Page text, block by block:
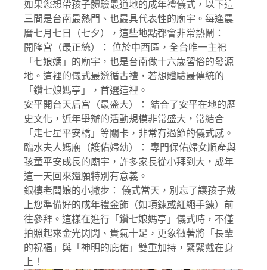
如果您想帶孩子體驗最道地的成年禮儀式，以下這
三間是台南最熱門、也最具代表性的廟宇。每逢農
曆七月七日（七夕），這些地點都會非常熱鬧：
開隆宮（最正統）： 位於中西區，全台唯一主祀
「七娘媽」的廟宇，也是台南做十六歲習俗的發源
地。這裡的儀式最遵循古禮，若想體驗最傳統的
「鑽七娘媽亭」，首選這裡。
安平開台天后宮（最盛大）： 結合了安平在地的歷
史文化，近年舉辦的活動規模非常盛大，常結合
「走七星平安橋」等關卡，非常有過節的儀式感。
臨水夫人媽廟（護佑婦幼）： 專門保佑婦女順產與
孩童平安成長的廟宇，許多家長從小拜到大，成年
這一天回來還願特別有意義。
銀樓老闆娘的小撇步： 儀式當天，別忘了讓孩子戴
上您準備好的成年禮金飾（如項鍊或紅繩手鍊）前
往參拜。這樣在進行「鑽七娘媽亭」儀式時，不僅
拍照起來金光閃閃、貴氣十足，更象徵著將「長輩
的祝福」與「神明的庇佑」雙重加持，緊緊戴在身
上！